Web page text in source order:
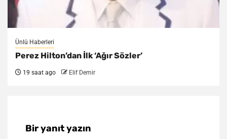
Ünlü Haberleri
Perez Hilton’dan İlk ‘Ağır Sözler’
19 saat ago Elif Demir
Bir yanıt yazın